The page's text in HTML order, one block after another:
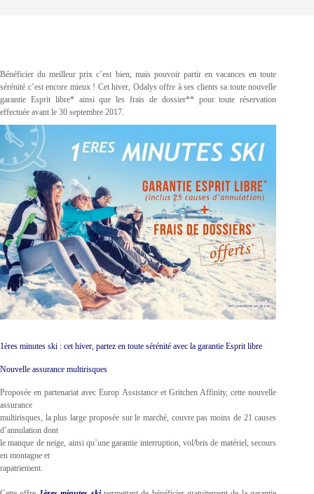
Bénéficier du meilleur prix c’est bien, mais pouvoir partir en vacances en toute
sérénité c’est encore mieux ! Cet hiver, Odalys offre à ses clients sa toute nouvelle
garantie Esprit libre* ainsi que les frais de dossier** pour toute réservation
effectuée avant le 30 septembre 2017.
1ères minutes ski : cet hiver, partez en toute sérénité avec la garantie Esprit libre
Nouvelle assurance multirisques
Proposée en partenariat avec Europ Assistance et Gritchen Affinity, cette nouvelle
assurance
multirisques, la plus large proposée sur le marché, couvre pas moins de 21 causes
d’annulation dont
le manque de neige, ainsi qu’une garantie interruption, vol/bris de matériel, secours
en montagne et
rapatriement.